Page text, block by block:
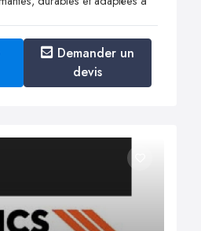
Demander un
devis